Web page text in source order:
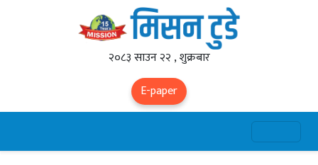
२०८३ साउन २२ , शुक्रबार
E-paper